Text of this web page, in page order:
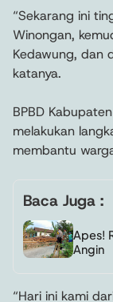
“Sekarang ini
Winongan,
Kedawung, dan
katanya.
BPBD
melakukan
membantu
Baca Juga :
Apes!
Angin
“Hari ini kami